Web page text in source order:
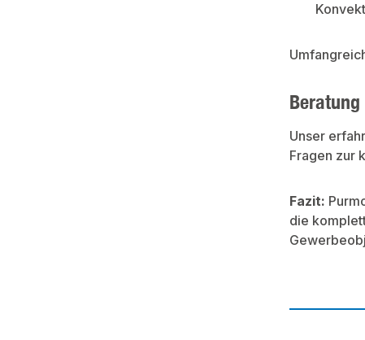
Unser
Fragen zur
Fazit:
die